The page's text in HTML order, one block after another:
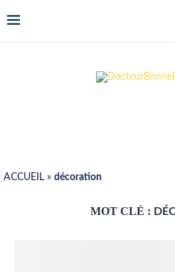
ACCUEIL » décoration
MOT CLÉ :